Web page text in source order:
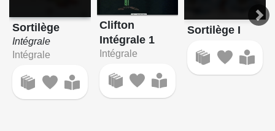
Sortilège
Intégrale
Intégrale
Clifton
Intégrale 1
Intégrale
Sortilège I